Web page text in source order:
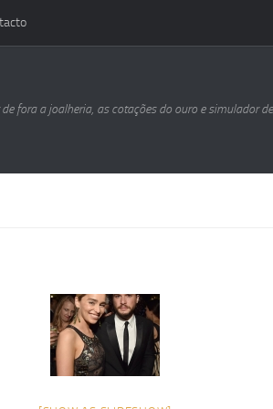
fora a joalheria, as cotações do ouro e simulador